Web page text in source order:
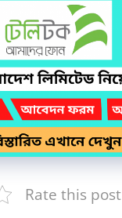
Rate this post